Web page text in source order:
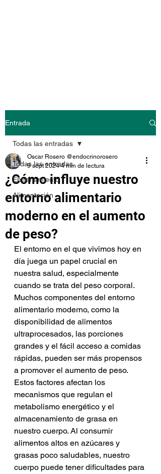
Entrada
Todas las entradas
Entrenamiento
Alimentación
Todas las entradas
¿Cómo influye nuestro
entorno alimentario
moderno en el aumento
de peso?
Oscar Rosero @endocrinorosero
9 sept 2024 4 min de lectura
El entorno en el que vivimos hoy en
día juega un papel crucial en
nuestra salud, especialmente
cuando se trata del peso corporal.
Muchos componentes del entorno
alimentario moderno, como la
disponibilidad de alimentos
ultraprocesados, las porciones
grandes y el fácil acceso a comidas
rápidas, pueden ser más propensos
a promover el aumento de peso.
Estos factores afectan los
mecanismos que regulan el
metabolismo energético y el
almacenamiento de grasa en
nuestro cuerpo. Al consumir
alimentos altos en azúcares y
grasas poco saludables, nuestro
cuerpo puede tener dificultades para